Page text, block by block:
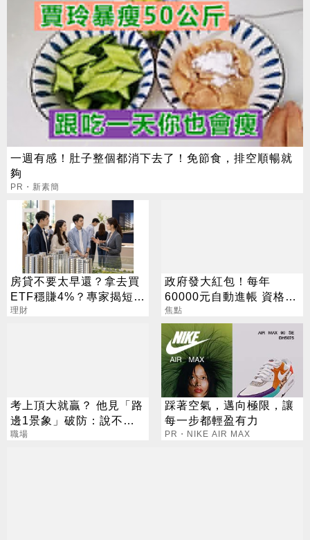
一週有感！肚子整個都消下去了！免節食，排空順暢就
夠
PR・新素簡
房貸不要太早還？拿去買
ETF穩賺4%？專家揭短影
音沒說完的真相
理財
政府發大紅包！每年
60000元自動進帳 資格一
次看
焦點
考上頂大就贏？ 他見「路
邊1景象」破防：說不清
的挫敗感
職場
踩著空氣，邁向極限，讓
每一步都輕盈有力
PR・NIKE AIR MAX